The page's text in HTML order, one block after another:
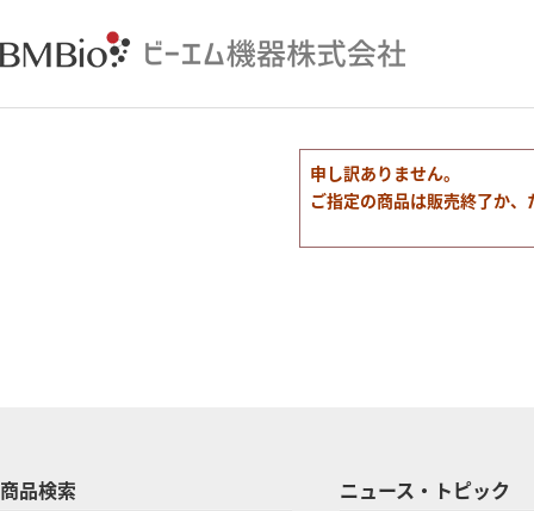
申し訳ありません。
ご指定の商品は販売終了か
商品検索 ニュース・トピック